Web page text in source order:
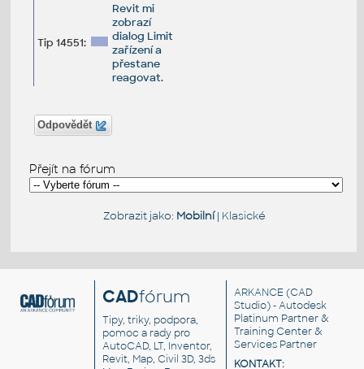
Tip 14551:
Revit mi
zobrazí
dialog Limit
zařízení a
přestane
reagovat.
Odpovědět
Přejít na fórum
Zobrazit jako: Mobilní| Klasické
CADfórum
Tipy, triky, podpora,
pomoc a rady pro
AutoCAD, LT, Inventor,
Revit, Map, Civil 3D, 3ds
ARKANCE (CAD
Studio) - Autodesk
Platinum Partner &
Training Center &
Services Partner
KONTAKT: